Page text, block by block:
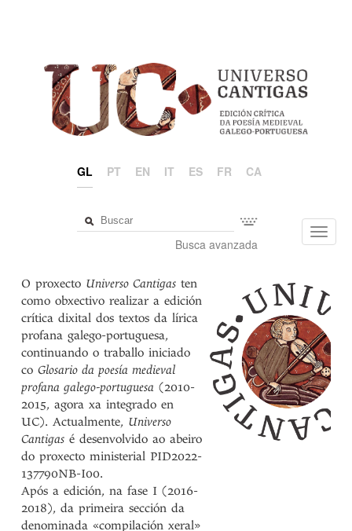
GL PT EN IT ES FR CA
Busca avanzada
O proxecto Universo Cantigas ten
como obxectivo realizar a edición
crítica dixital dos textos da lírica
profana galego-portuguesa,
continuando o traballo iniciado
coGlosario da poesía medieval
profana galego-portuguesa (2010-
2015, agora xa integrado en
UC). Actualmente, Universo
Cantigas é desenvolvido ao abeiro
do proxecto ministerial PID2022-
137790NB-I00.
Após a edición, na fase I (2016-
2018), da primeira sección da
denominada «compilación xeral»